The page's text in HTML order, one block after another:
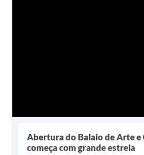
Abertura do Balaio de Arte e
começa com grande estreia